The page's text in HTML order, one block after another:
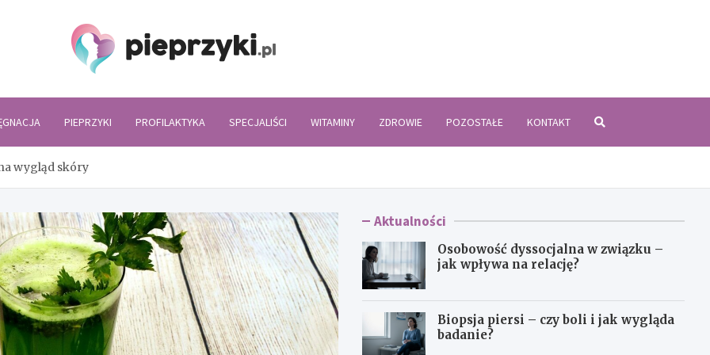
PIEPRZYKI PROFILAKTYKA SPECJALIŚCI WITAMINY ZDROWIE POZOSTAŁE KONTAKT
wygląd skóry
Aktualności
Osobowość dyssocjalna w związku –
jak wpływa na relację?
Biopsja piersi – czy boli i jak wygląda
badanie?